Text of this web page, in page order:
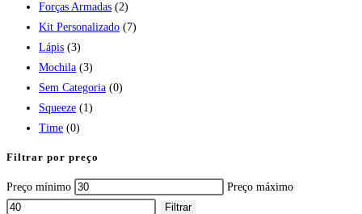
Forças Armadas (2)
Kit Personalizado (7)
Lápis (3)
Mochila (3)
Sem Categoria (0)
Squeeze (1)
Time (0)
Filtrar por preço
Preço mínimo
Preço máximo
Filtrar